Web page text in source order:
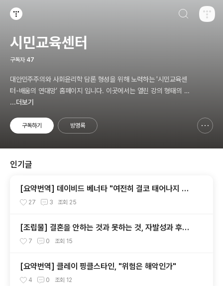
시민교육센터
구독자 47
대안민주주의와 사회윤리학 담론 형성을 위해 노력하는 '시민교육센
터-배움의 연대망’ 홈페이지 입니다. 이곳에서는 열린 강의 형태의 시
민교육을 준비하고 있습니다.
...더보기
구독하기 방명록
인기글
[요약번역] 데이비드 베너타 "여전히 결코 태어나지 않
는 것이 더 낫다: 내 비판자들에 대한 답변"
27 3 조회 25
[조립물] 결혼을 안하는 것과 못하는 것, 자발성과 후견
주의
7 0 조회 15
[요약번역] 클레이 핑클스타인, "위험은 해악인가"
4 0 조회 12